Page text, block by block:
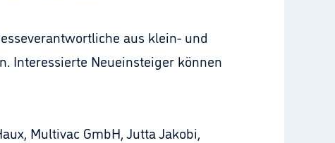
aus klein- und
Interessierte Neueinsteiger können
Multivac GmbH, Jutta Jakobi,